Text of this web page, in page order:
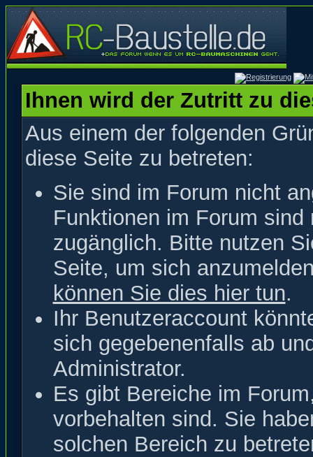
Ihnen wird der Zutritt zu
Aus einem der folgenden
diese Seite zu betreten:
Sie sind im Forum nicht
Funktionen im Forum
zugänglich. Bitte nutzen
Seite, um sich
können Sie dies hier tun.
Ihr Benutzeraccount
sich gegebenenfalls ab
Administrator.
Es gibt Bereiche im
vorbehalten sind. Sie
solchen Bereich zu